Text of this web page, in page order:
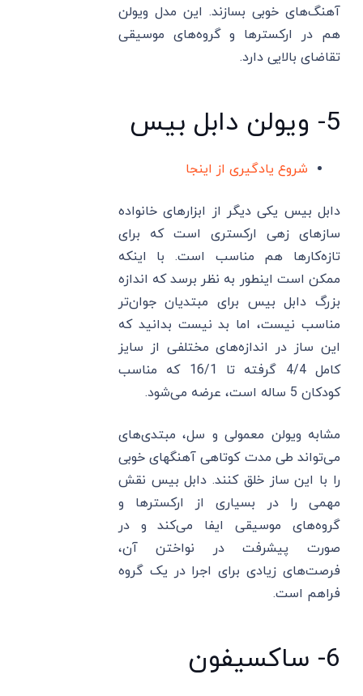
آهنگ‌های خوبی بسازند. این مدل ویولن
هم در ارکسترها و گروه‌های موسیقی
تقاضای بالایی دارد.
5- ویولن دابل بیس
شروع یادگیری از اینجا
دابل بیس یکی دیگر از ابزارهای خانواده
سازهای زهی ارکستری است که برای
تازه‌کارها هم مناسب است. با اینکه
ممکن است اینطور به نظر برسد که اندازه
بزرگ دابل بیس برای مبتدیان جوان‌تر
مناسب نیست، اما بد نیست بدانید که
این ساز در اندازه‌های مختلفی از سایز
کامل 4/4 گرفته تا 16/1 که مناسب
کودکان 5 ساله است، عرضه می‌شود.
مشابه ویولن معمولی و سل، مبتدی‌های
می‌تواند طی مدت کوتاهی آهنگهای خوبی
را با این ساز خلق کنند. دابل بیس نقش
مهمی را در بسیاری از ارکسترها و
گروه‌های موسیقی ایفا می‌کند و در
صورت پیشرفت در نواختن آن،
فرصت‌های زیادی برای اجرا در یک گروه
فراهم است.
6- ساکسیفون